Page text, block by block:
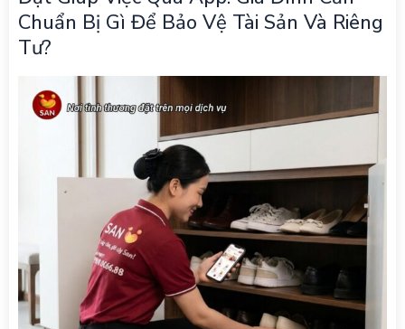
Chuẩn Bị Gì Để Bảo Vệ Tài Sản Và Riêng
Tư?